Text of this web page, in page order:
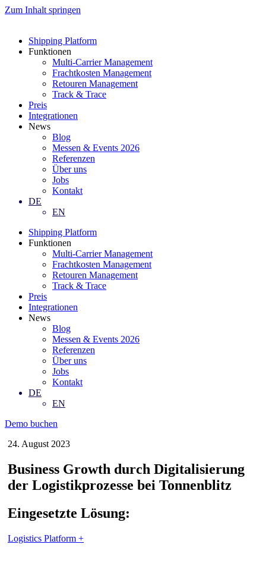
Zum Inhalt springen
Shipping Platform
Funktionen
Multi-Carrier Management
Frachtkosten Management
Retouren Management
Track & Trace
Preis
Integrationen
News
Blog
Messen & Events 2026
Referenzen
Über uns
Jobs
Kontakt
DE
EN
Shipping Platform
Funktionen
Multi-Carrier Management
Frachtkosten Management
Retouren Management
Track & Trace
Preis
Integrationen
News
Blog
Messen & Events 2026
Referenzen
Über uns
Jobs
Kontakt
DE
EN
Demo buchen
24. August 2023
Business Growth durch Digitalisierung
der Logistikprozesse bei Tonnenblitz
Eingesetzte Lösung:
Logistics Platform +